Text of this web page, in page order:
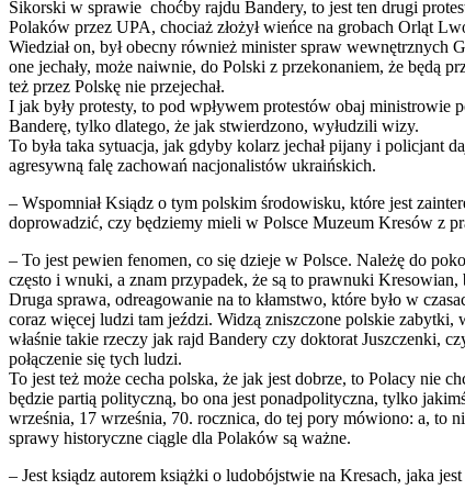
Sikorski w sprawie choćby rajdu Bandery, to jest ten drugi
Polaków przez UPA, chociaż złożył wieńce na grobach Orląt
Wiedział on, był obecny również minister spraw
one jechały, może naiwnie, do Polski z przekonaniem, że będą
też przez Polskę nie przejechał.
I jak były protesty, to pod wpływem protestów obaj ministrowie
Banderę, tylko dlatego, że jak stwierdzono, wyłudzili wizy.
To była taka sytuacja, jak gdyby kolarz jechał pijany i policjant
agresywną falę zachowań nacjonalistów ukraińskich.
– Wspomniał Ksiądz o tym polskim środowisku, które jest
doprowadzić, czy będziemy mieli w Polsce Muzeum Kresów z
– To jest pewien fenomen, co się dzieje w Polsce. Należę do
często i wnuki, a znam przypadek, że są to prawnuki
Druga sprawa, odreagowanie na to kłamstwo, które było w
coraz więcej ludzi tam jeździ. Widzą zniszczone polskie zabytki,
właśnie takie rzeczy jak rajd Bandery czy doktorat Juszczenki,
połączenie się tych ludzi.
To jest też może cecha polska, że jak jest dobrze, to Polacy nie
będzie partią polityczną, bo ona jest ponadpolityczna, tylko
września, 17 września, 70. rocznica, do tej pory mówiono: a, to
sprawy historyczne ciągle dla Polaków są ważne.
– Jest ksiądz autorem książki o ludobójstwie na Kresach, jaka